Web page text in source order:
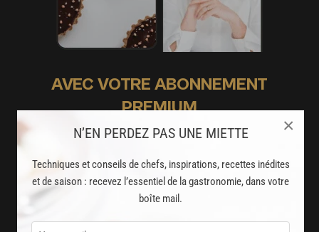
N’EN PERDEZ PAS UNE MIETTE
Techniques et conseils de chefs, inspirations, recettes inédites
et de saison : recevez l’essentiel de la gastronomie, dans votre
boîte mail.
×
AVEC VOTRE ABONNEMENT
PREMIUM
LA CUISINE DES CHEFS, ENFIN ACCESSIBLE !
8000recettes exclusives
partagées par vos chefs préférés